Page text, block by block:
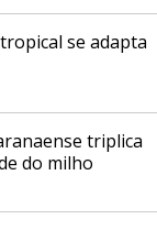
se adapta
triplica
do milho